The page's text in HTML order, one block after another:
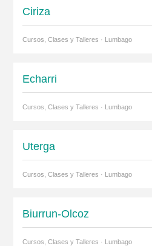
Ciriza
Cursos, Clases y Talleres · Lumbago
Echarri
Cursos, Clases y Talleres · Lumbago
Uterga
Cursos, Clases y Talleres · Lumbago
Biurrun-Olcoz
Cursos, Clases y Talleres · Lumbago